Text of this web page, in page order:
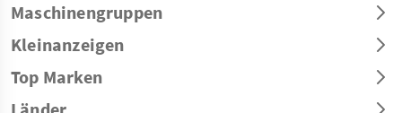
Maschinengruppen
Kleinanzeigen
Top Marken